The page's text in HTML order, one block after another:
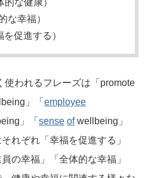
な健康）
な幸福）
促進する）
使われるフレーズは「promote
」「 employee
」「 sense ofwellbeing」
れぞれ「幸福を促進する」
の幸福」「全体的な幸福」